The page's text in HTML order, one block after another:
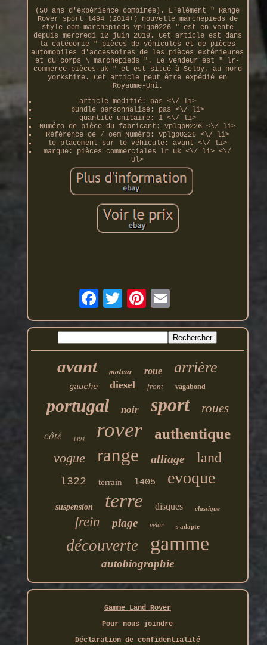
(50 ans d'expérience combinée). L'élément " Range
Rover sport l494 (2014+) nouvelle marchepieds de
style oem marchepieds vplgp0226 " est en vente
depuis mercredi 12 juin 2019. Cet article est dans
la catégorie " pièces de véhicules et de pièces
automobiles d'accessoires de les pièces extérieures
et du corps \ marchepieds ". Le vendeur est " lr-
commerce-pièces-uk " et est situé à Selby, au nord
yorkshire. Cet article peut être expédié en
Royaume-Uni.
article modifié: pas <\/ li>
bundle personnalisé: pas <\/ li>
quantité unitaire: 1 <\/ li>
Numéro de pièce du fabricant: vplgp0226 <\/ li>
Référence oe / oem Numéro: vplgp0226 <\/ li>
le placement sur le véhicule: avant <\/ li>
marque: pièces commerciales lr uk <\/ li> <\/
Ul>
avant moteur roue arrière
gauche diesel front vagabond
portugal noir sport roues
côté l494 rover authentique
vogue range alliage land
l322 terrain l405 evoque
suspension terre disques classique
frein plage velar s'adapte
découverte gamme
autobiographie
Gamme Land Rover
Pour nous joindre
Déclaration de confidentialité